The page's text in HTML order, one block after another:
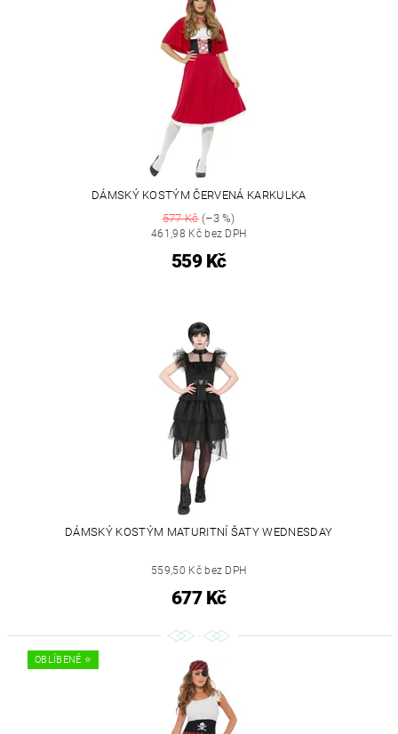
DÁMSKÝ KOSTÝM ČERVENÁ KARKULKA
577 Kč(–3 %)
461,98 Kč bez DPH
559 Kč
DÁMSKÝ KOSTÝM MATURITNÍ ŠATY WEDNESDAY
559,50 Kč bez DPH
677 Kč
OBLÍBENÉ ⭐️